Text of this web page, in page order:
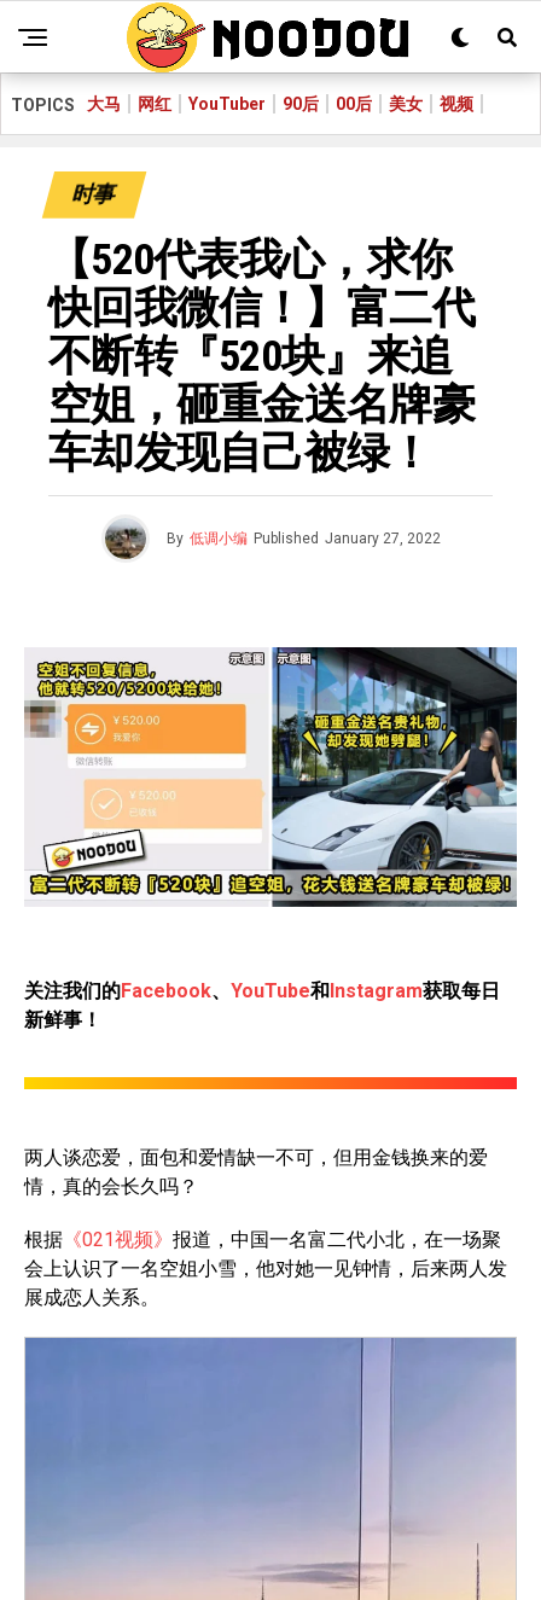
TOPICS 大马 网红 YouTuber 90后 00后 美女 视频
时事
【520代表我心，求你
快回我微信！】富二代
不断转『520块』来追
空姐，砸重金送名牌豪
车却发现自己被绿！
By 低调小编 Published January 27, 2022
关注我们的Facebook、 YouTube和Instagram获取每日
新鲜事！
两人谈恋爱，面包和爱情缺一不可，但用金钱换来的爱
情，真的会长久吗？
根据 《021视频》 报道，中国一名富二代小北，在一场聚
会上认识了一名空姐小雪，他对她一见钟情，后来两人发
展成恋人关系。